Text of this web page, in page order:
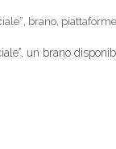
, brano,
un brano